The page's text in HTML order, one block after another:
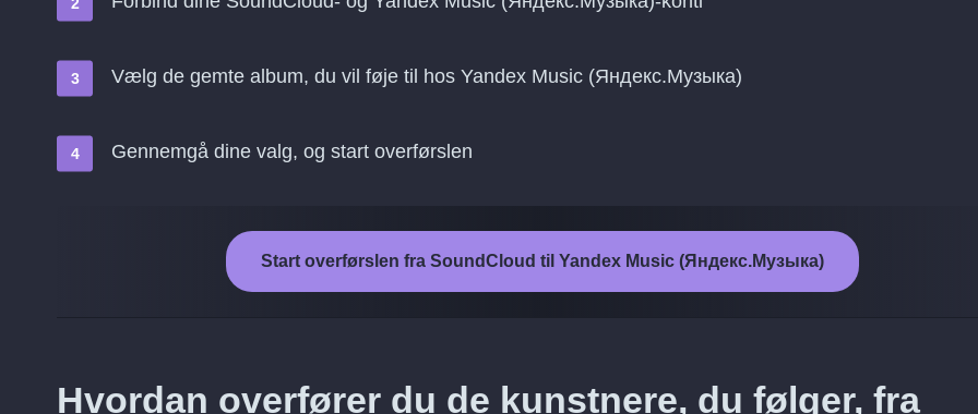
Vælg de gemte album, du vil føje til hos Yandex Music (Яндекс.Музыка)
Gennemgå dine valg, og start overførslen
Start overførslen fra SoundCloud til Yandex Music (Яндекс.Музыка)
Hvordan overfører du de kunstnere, du følger, fra